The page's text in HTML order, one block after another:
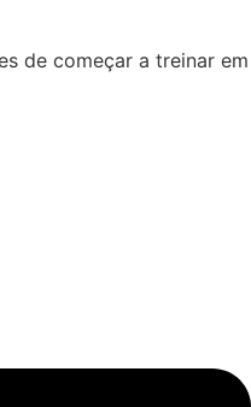
de começar a treinar em